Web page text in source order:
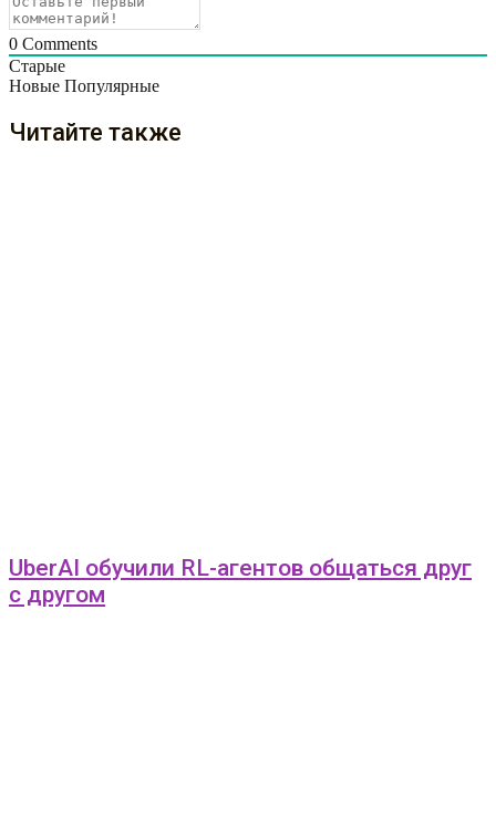
0 Comments
Старые
Новые Популярные
Читайте также
UberAI обучили RL-агентов общаться друг
с другом